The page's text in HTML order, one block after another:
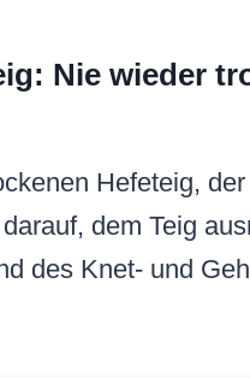
Nie wieder
Hefeteig,
dem Teig
des Knet- und